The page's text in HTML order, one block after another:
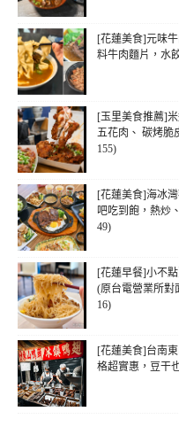
[花蓮美食]元味
料牛肉麵片，水
[玉里美食推薦]
五花肉、 碳烤脆
155)
[花蓮美食]海冰
吧吃到飽，熱炒
49)
[花蓮早餐]小不
(原台電營業所對
16)
[花蓮美食]台南
格超實惠，豆干